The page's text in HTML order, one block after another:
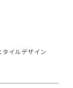
タイルデザイン